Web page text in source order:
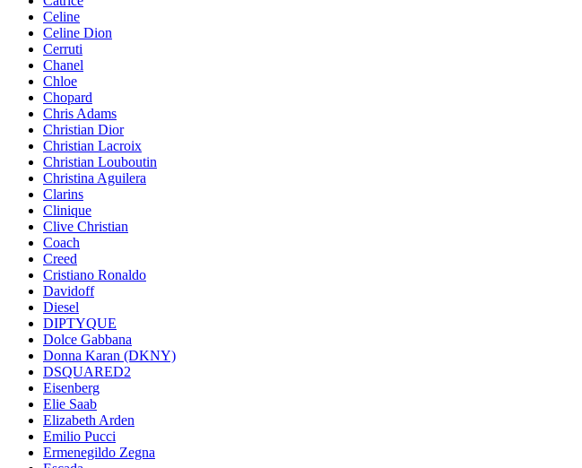
Celine
Celine Dion
Cerruti
Chanel
Chloe
Chopard
Chris Adams
Christian Dior
Christian Lacroix
Christian Louboutin
Christina Aguilera
Clarins
Clinique
Clive Christian
Coach
Creed
Cristiano Ronaldo
Davidoff
Diesel
DIPTYQUE
Dolce Gabbana
Donna Karan (DKNY)
DSQUARED2
Eisenberg
Elie Saab
Elizabeth Arden
Emilio Pucci
Ermenegildo Zegna